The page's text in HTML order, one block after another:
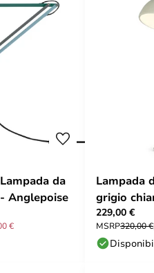
da
Anglepoise
€
Lampada
grigio
229,00 €
MSRP320,00 €